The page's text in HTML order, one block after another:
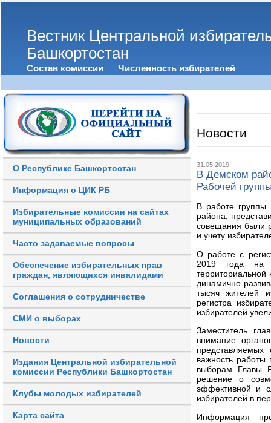
Вестник Центральной
Башкортостан
Состав комиссии Численность избирателей
О Республике Башкортостан
Информация о ЦИК РБ
Избирательные комиссии на сайтах
муниципальных образований
Часто задаваемые вопросы
Обеспечение избирательных прав
граждан, являющихся инвалидами
Соглашения о сотрудничестве
СМИ о выборах
Новости
Издания Центральной избирательной
комиссии Республики Башкортостан
Клубы молодых избирателей
Карта сайта
Новости
31.05.2019
В Демском
Рабочей
В работе группы
района,
совещания были
и учету
О работе с
2019 года на
динамично
тысяч жителей
регистра
избирателей
Заместитель
внимание
важность работы
выборам Главы
решение о
эффективной и
избирателей в
Информация